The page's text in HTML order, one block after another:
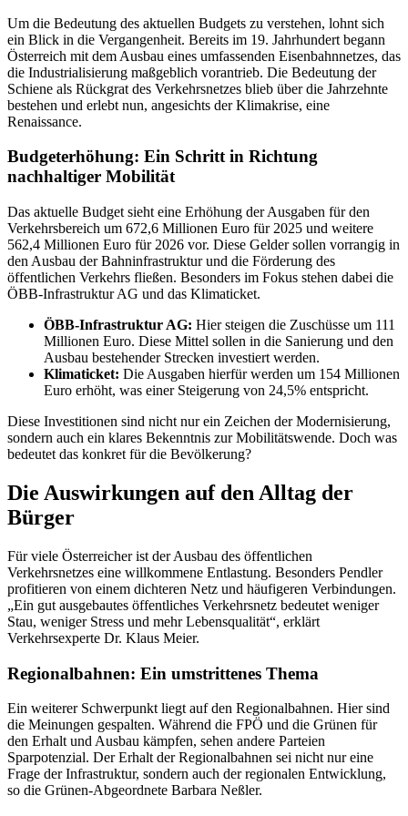
Um die Bedeutung des aktuellen Budgets zu verstehen, lohnt sich
ein Blick in die Vergangenheit. Bereits im 19. Jahrhundert begann
Österreich mit dem Ausbau eines umfassenden Eisenbahnnetzes, das
die Industrialisierung maßgeblich vorantrieb. Die Bedeutung der
Schiene als Rückgrat des Verkehrsnetzes blieb über die Jahrzehnte
bestehen und erlebt nun, angesichts der Klimakrise, eine
Renaissance.
Budgeterhöhung: Ein Schritt in Richtung
nachhaltiger Mobilität
Das aktuelle Budget sieht eine Erhöhung der Ausgaben für den
Verkehrsbereich um 672,6 Millionen Euro für 2025 und weitere
562,4 Millionen Euro für 2026 vor. Diese Gelder sollen vorrangig in
den Ausbau der Bahninfrastruktur und die Förderung des
öffentlichen Verkehrs fließen. Besonders im Fokus stehen dabei die
ÖBB-Infrastruktur AG und das Klimaticket.
ÖBB-Infrastruktur AG: Hier steigen die Zuschüsse um 111
Millionen Euro. Diese Mittel sollen in die Sanierung und den
Ausbau bestehender Strecken investiert werden.
Klimaticket: Die Ausgaben hierfür werden um 154 Millionen
Euro erhöht, was einer Steigerung von 24,5% entspricht.
Diese Investitionen sind nicht nur ein Zeichen der Modernisierung,
sondern auch ein klares Bekenntnis zur Mobilitätswende. Doch was
bedeutet das konkret für die Bevölkerung?
Die Auswirkungen auf den Alltag der
Bürger
Für viele Österreicher ist der Ausbau des öffentlichen
Verkehrsnetzes eine willkommene Entlastung. Besonders Pendler
profitieren von einem dichteren Netz und häufigeren Verbindungen.
„Ein gut ausgebautes öffentliches Verkehrsnetz bedeutet weniger
Stau, weniger Stress und mehr Lebensqualität“, erklärt
Verkehrsexperte Dr. Klaus Meier.
Regionalbahnen: Ein umstrittenes Thema
Ein weiterer Schwerpunkt liegt auf den Regionalbahnen. Hier sind
die Meinungen gespalten. Während die FPÖ und die Grünen für
den Erhalt und Ausbau kämpfen, sehen andere Parteien
Sparpotenzial. Der Erhalt der Regionalbahnen sei nicht nur eine
Frage der Infrastruktur, sondern auch der regionalen Entwicklung,
so die Grünen-Abgeordnete Barbara Neßler.